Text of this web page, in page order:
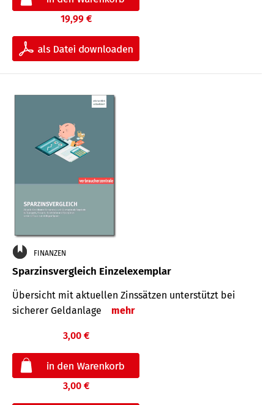
19,99 €
FINANZEN
Sparzinsvergleich Einzelexemplar
Übersicht mit aktuellen Zinssätzen unterstützt bei
sicherer Geldanlage
mehr
3,00 €
3,00 €